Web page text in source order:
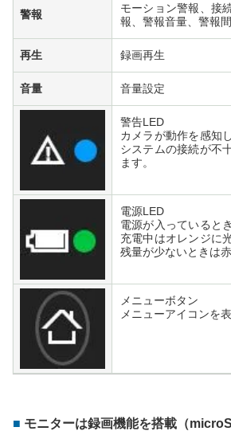
警報
モーション警報、接
報、警報音量、警報
再生 録画再生
音量 音量設定
警告LED
カメラが動作を感知
システムの接続が不
ます。
電源LED
電源が入っていると
充電中はオレンジに
残量が少ないときは
メニューボタン
メニューアイコンを
モニターは録画機能を搭載（